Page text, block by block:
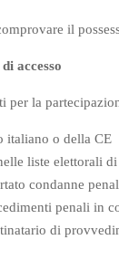
il
accesso
per la
italiano o della CE
liste elettorali
condanne
penali in
di